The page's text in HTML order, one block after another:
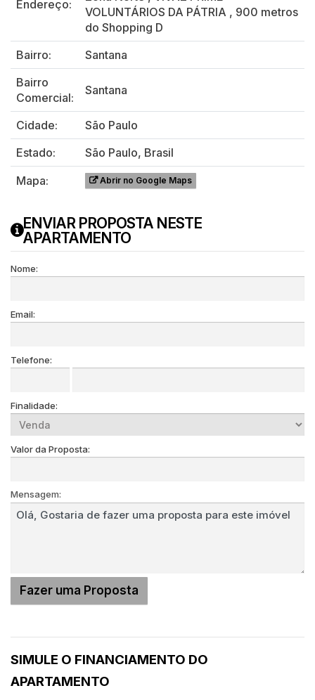
Endereço:
VOLUNTÁRIOS DA PÁTRIA , 900 metros
do Shopping D
Bairro:
Santana
Bairro
Comercial:
Santana
Cidade:
São Paulo
Estado:
São Paulo, Brasil
Mapa:
Abrir no Google Maps
ENVIAR PROPOSTA NESTE
APARTAMENTO
Nome:
Email:
Telefone:
Finalidade:
Valor da Proposta:
Mensagem:
SIMULE O FINANCIAMENTO DO
APARTAMENTO